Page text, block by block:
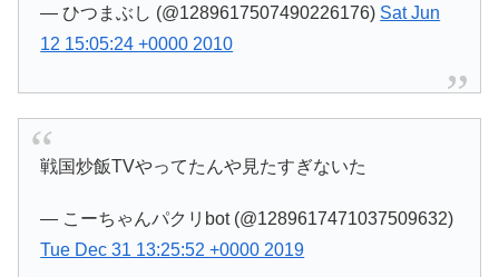
— ひつまぶし (@1289617507490226176) Sat Jun
12 15:05:24 +0000 2010
戦国炒飯TVやってたんや見たすぎないた
— こーちゃんパクリbot (@1289617471037509632)
Tue Dec 31 13:25:52 +0000 2019